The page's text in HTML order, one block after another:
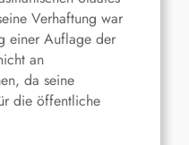
Verhaftung war
einer Auflage der
an
da seine
die öffentliche